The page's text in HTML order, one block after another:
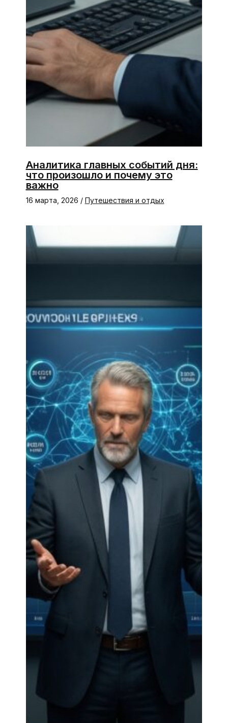
Аналитика главных событий дня:
что произошло и почему это
важно
16 марта, 2026 / Путешествия и отдых